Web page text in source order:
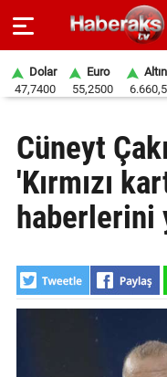
SPOR
YAŞAM
BELEDİYELER
Dolar
47,7400
Euro
55,2500
Altın
Cüneyt
'Kırmızı
haberlerini